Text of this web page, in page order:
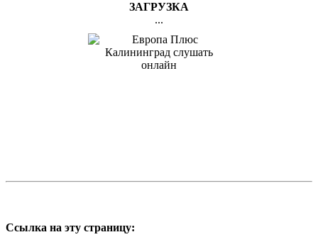
ЗАГРУЗКА
...
Ссылка на эту страницу: